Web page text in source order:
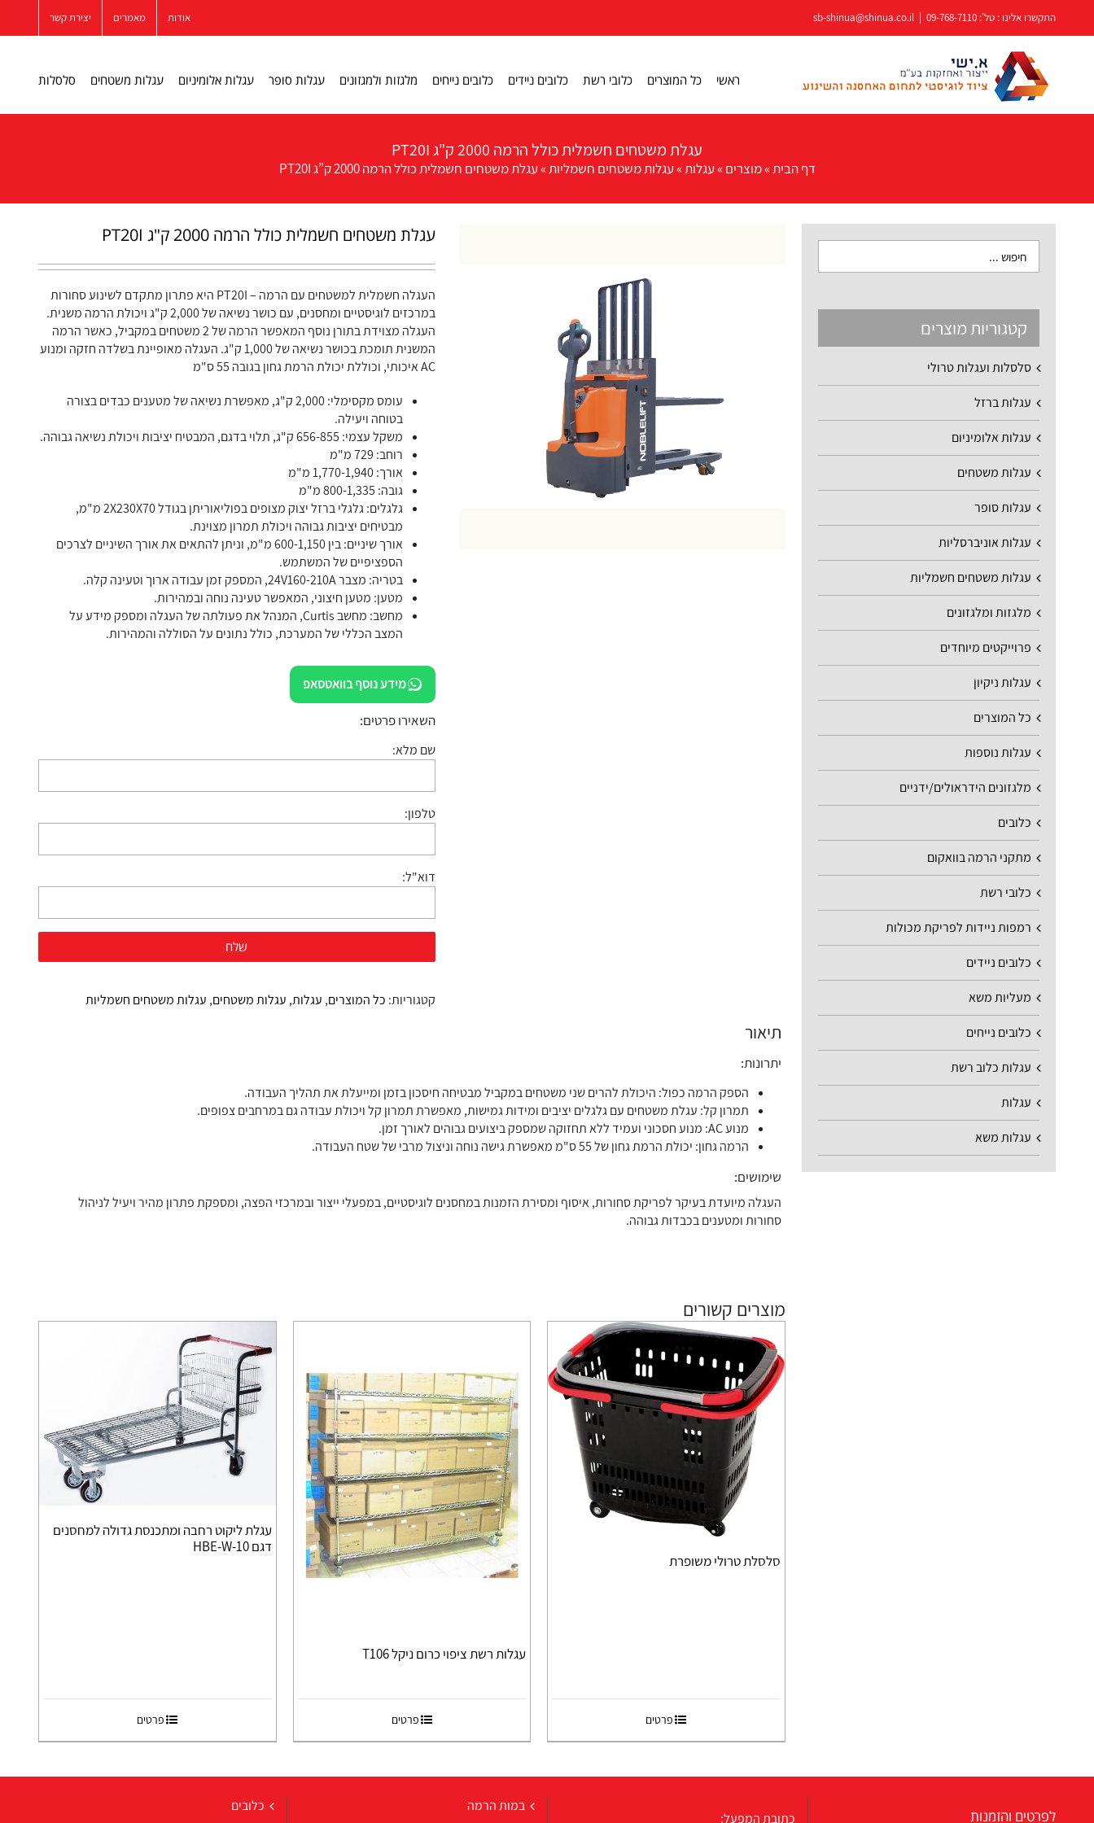
התקשרו אלינו : טל': 09-768-7110
sb-shinua@shinua.co.il אודות מאמרים יצירת קשר
ראשי כל המוצרים כלובי רשת כלובים ניידים כלובים נייחים מלגזות ולמגזונים עגלות סופר עגלות אלומיניום עגלות משטחים סלסלות
עגלת משטחים חשמלית כולל הרמה 2000 ק"ג PT20I
דף הבית»מוצרים »עגלות»עגלות משטחים חשמליות»עגלת משטחים חשמלית כולל הרמה 2000 ק”ג PT20I
עגלת משטחים חשמלית כולל הרמה 2000 ק"ג PT20I
העגלה חשמלית למשטחים עם הרמה – PT20I היא פתרון מתקדם לשינוע סחורות
במרכזים לוגיסטיים ומחסנים, עם כושר נשיאה של 2,000 ק"ג ויכולת הרמה משנית.
העגלה מצוידת בתורן נוסף המאפשר הרמה של 2 משטחים במקביל, כאשר הרמה
המשנית תומכת בכושר נשיאה של 1,000 ק"ג. העגלה מאופיינת בשלדה חזקה ומנוע
AC איכותי, וכוללת יכולת הרמת גחון בגובה 55 ס"מ
עומס מקסימלי: 2,000 ק"ג, מאפשרת נשיאה של מטענים כבדים בצורה
בטוחה ויעילה.
משקל עצמי: 656-855 ק"ג, תלוי בדגם, המבטיח יציבות ויכולת נשיאה גבוהה.
רוחב: 729 מ"מ
אורך: 1,770-1,940 מ"מ
גובה: 800-1,335 מ"מ
גלגלים: גלגלי ברזל יצוק מצופים בפוליאוריתן בגודל 2X230X70 מ"מ,
מבטיחים יציבות גבוהה ויכולת תמרון מצוינת.
אורך שיניים: בין 600-1,150 מ"מ, וניתן להתאים את אורך השיניים לצרכים
הספציפיים של המשתמש.
בטריה: מצבר 24V160-210A, המספק זמן עבודה ארוך וטעינה קלה.
מטען: מטען חיצוני, המאפשר טעינה נוחה ובמהירות.
מחשב: מחשב Curtis, המנהל את פעולתה של העגלה ומספק מידע על
המצב הכללי של המערכת, כולל נתונים על הסוללה והמהירות.
מידע נוסף בוואטסאפ
השאירו פרטים:
שם מלא:
טלפון:
דוא"ל:
קטגוריות: כל המוצרים, עגלות, עגלות משטחים, עגלות משטחים חשמליות
תיאור
יתרונות:
הספק הרמה כפול: היכולת להרים שני משטחים במקביל מבטיחה חיסכון בזמן ומייעלת את תהליך העבודה.
תמרון קל: עגלת משטחים עם גלגלים יציבים ומידות גמישות, מאפשרת תמרון קל ויכולת עבודה גם במרחבים צפופים.
מנוע AC: מנוע חסכוני ועמיד ללא תחזוקה שמספק ביצועים גבוהים לאורך זמן.
הרמה גחון: יכולת הרמת גחון של 55 ס"מ מאפשרת גישה נוחה וניצול מרבי של שטח העבודה.
שימושים:
העגלה מיועדת בעיקר לפריקת סחורות, איסוף ומסירת הזמנות במחסנים לוגיסטיים, במפעלי ייצור ובמרכזי הפצה, ומספקת פתרון מהיר ויעיל לניהול
סחורות ומטענים בכבדות גבוהה.
מוצרים קשורים
סלסלת טרולי משופרת
פרטים
עגלות רשת ציפוי כרום ניקל T106
פרטים
עגלת ליקוט רחבה ומתכנסת גדולה למחסנים
דגם HBE-W-10
פרטים
קטגוריות מוצרים
סלסלות ועגלות טרולי
עגלות ברזל
עגלות אלומיניום
עגלות משטחים
עגלות סופר
עגלות אוניברסליות
עגלות משטחים חשמליות
מלגזות ומלגזונים
פרוייקטים מיוחדים
עגלות ניקיון
כל המוצרים
עגלות נוספות
מלגזונים הידראולים/ידניים
כלובים
מתקני הרמה בוואקום
כלובי רשת
רמפות ניידות לפריקת מכולות
כלובים ניידים
מעליות משא
כלובים נייחים
עגלות כלוב רשת
עגלות
עגלות משא
לפרטים והזמנות כתובת המפעל:
במות הרמה כלובים